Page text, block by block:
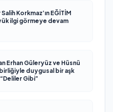
Korkmaz’ın EĞİTİM
ilgi görmeye devam
Erhan Güleryüz ve Hüsnü
duygusal bir aşk
Gibi”